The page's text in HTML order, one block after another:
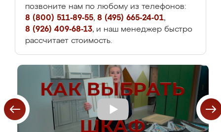
позвоните нам по любому из телефонов:
8 (800) 511-89-55, 8 (495) 665-24-01,
8 (926) 409-68-13, и наш менеджер быстро
рассчитает стоимость.